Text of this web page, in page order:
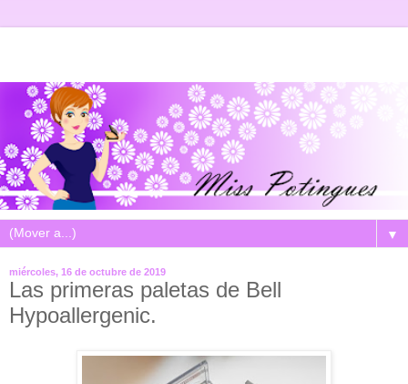
▼
miércoles, 16 de octubre de 2019
Las primeras paletas de Bell
Hypoallergenic.